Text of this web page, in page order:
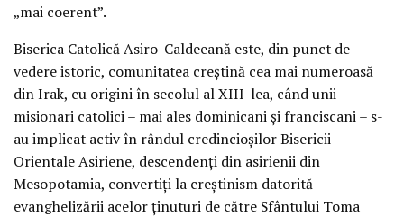
„mai coerent”.
Biserica Catolică Asiro-Caldeeană este, din punct de
vedere istoric, comunitatea creștină cea mai numeroasă
din Irak, cu origini în secolul al XIII-lea, când unii
misionari catolici – mai ales dominicani și franciscani – s-
au implicat activ în rândul credincioșilor Bisericii
Orientale Asiriene, descendenți din asirienii din
Mesopotamia, convertiți la creștinism datorită
evanghelizării acelor ținuturi de către Sfântului Toma